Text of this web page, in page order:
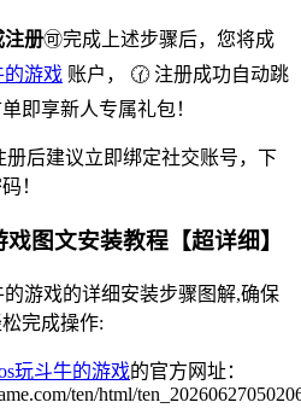
注册🉑完成上述步骤后，您将成
的游戏 账户， 🕜 注册成功自动跳
即享新人专属礼包！
册后建议立即绑定社交账号，下
！
图文安装教程【超详细】
的游戏的详细安装步骤图解,确保
完成操作:
玩斗牛的游戏的官方网址：
ten/html/